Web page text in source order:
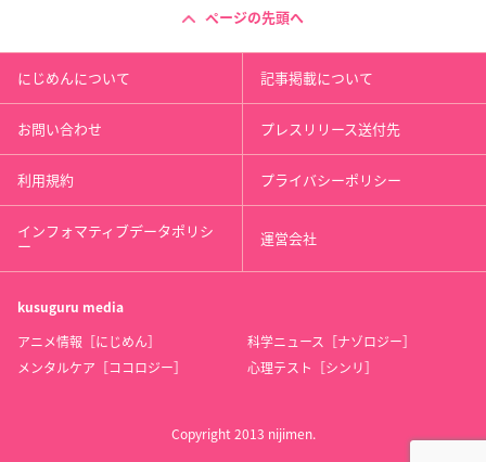
ページの先頭へ
にじめんについて 記事掲載について
お問い合わせ プレスリリース送付先
利用規約 プライバシーポリシー
インフォマティブデータポリシ
ー 運営会社
kusuguru media
アニメ情報［にじめん］
科学ニュース［ナゾロジー］
メンタルケア［ココロジー］
心理テスト［シンリ］
Copyright 2013 nijimen.